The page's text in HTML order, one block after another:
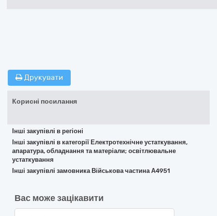
Друкувати
Корисні посилання
Інші закупівлі в регіоні
Інші закупівлі в категорії Електротехнічне устаткування,
апаратура, обладнання та матеріали; освітлювальне
устаткування
Інші закупівлі замовника Військова частина А4951
Вас може зацікавити